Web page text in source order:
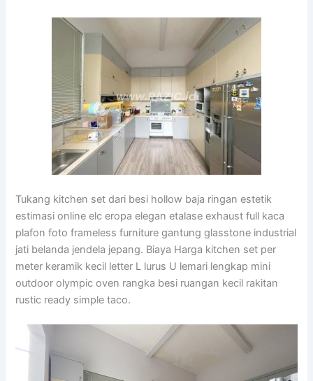
Tukang kitchen set dari besi hollow baja ringan estetik
estimasi online elc eropa elegan etalase exhaust full kaca
plafon foto frameless furniture gantung glasstone industrial
jati belanda jendela jepang. Biaya Harga kitchen set per
meter keramik kecil letter L lurus U lemari lengkap mini
outdoor olympic oven rangka besi ruangan kecil rakitan
rustic ready simple taco.